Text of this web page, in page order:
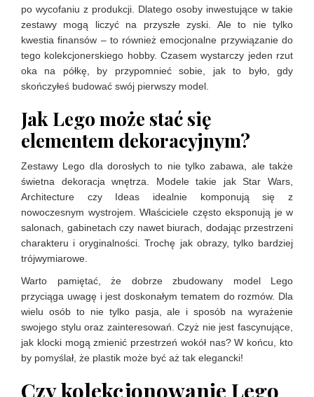
po wycofaniu z produkcji. Dlatego osoby inwestujące w takie
zestawy mogą liczyć na przyszłe zyski. Ale to nie tylko
kwestia finansów – to również emocjonalne przywiązanie do
tego kolekcjonerskiego hobby. Czasem wystarczy jeden rzut
oka na półkę, by przypomnieć sobie, jak to było, gdy
skończyłeś budować swój pierwszy model.
Jak Lego może stać się
elementem dekoracyjnym?
Zestawy Lego dla dorosłych to nie tylko zabawa, ale także
świetna dekoracja wnętrza. Modele takie jak Star Wars,
Architecture czy Ideas idealnie komponują się z
nowoczesnym wystrojem. Właściciele często eksponują je w
salonach, gabinetach czy nawet biurach, dodając przestrzeni
charakteru i oryginalności. Trochę jak obrazy, tylko bardziej
trójwymiarowe.
Warto pamiętać, że dobrze zbudowany model Lego
przyciąga uwagę i jest doskonałym tematem do rozmów. Dla
wielu osób to nie tylko pasja, ale i sposób na wyrażenie
swojego stylu oraz zainteresowań. Czyż nie jest fascynujące,
jak klocki mogą zmienić przestrzeń wokół nas? W końcu, kto
by pomyślał, że plastik może być aż tak elegancki!
Czy kolekcjonowanie Lego